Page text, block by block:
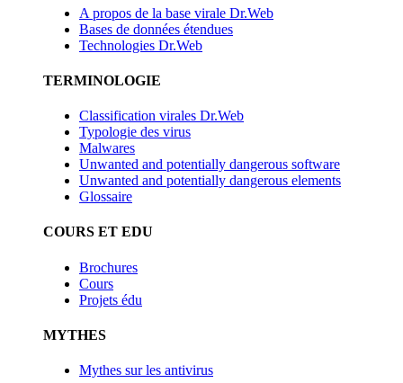
A propos de la base virale Dr.Web
Bases de données étendues
Technologies Dr.Web
TERMINOLOGIE
Classification virales Dr.Web
Typologie des virus
Malwares
Unwanted and potentially dangerous software
Unwanted and potentially dangerous elements
Glossaire
COURS ET EDU
Brochures
Cours
Projets édu
MYTHES
Mythes sur les antivirus